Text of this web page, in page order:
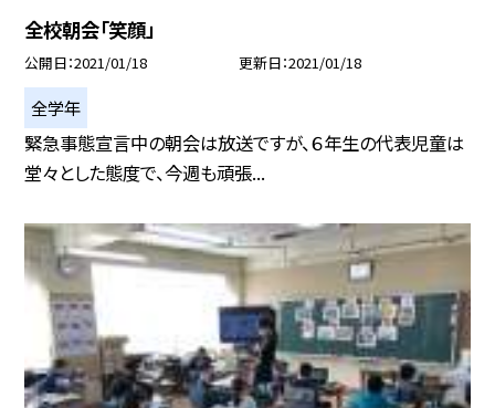
全校朝会「笑顔」
公開日 2021/01/18 更新日 2021/01/18
全学年
緊急事態宣言中の朝会は放送ですが、６年生の代表児童は
堂々とした態度で、今週も頑張...